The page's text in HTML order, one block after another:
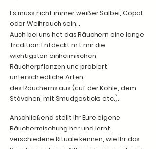
Es muss nicht immer weißer Salbei, Copal
oder Weihrauch sein…
Auch bei uns hat das Räuchern eine lange
Tradition. Entdeckt mit mir die
wichtigsten einheimischen
Räucherpflanzen und probiert
unterschiedliche Arten
des Räucherns aus (auf der Kohle, dem
Stövchen, mit Smudgesticks etc.).
Anschließend stellt Ihr Eure eigene
Räuchermischung her und lernt
verschiedene Rituale kennen, wie Ihr das